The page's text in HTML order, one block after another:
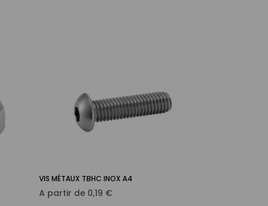
 Ajouter au panier
VIS MÉTAUX TBHC INOX A4
A partir de Prix
0,19 €